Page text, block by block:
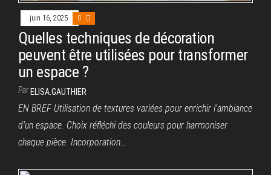
juin 16, 2025 0
Quelles techniques de décoration
peuvent être utilisées pour transformer
un espace ?
Par ELISA.GAUTHIER
EN BREF Utilisation de textures variées pour enrichir l’ambiance
d’un espace. Choix réfléchi des couleurs pour harmoniser
chaque pièce. Incorporation…